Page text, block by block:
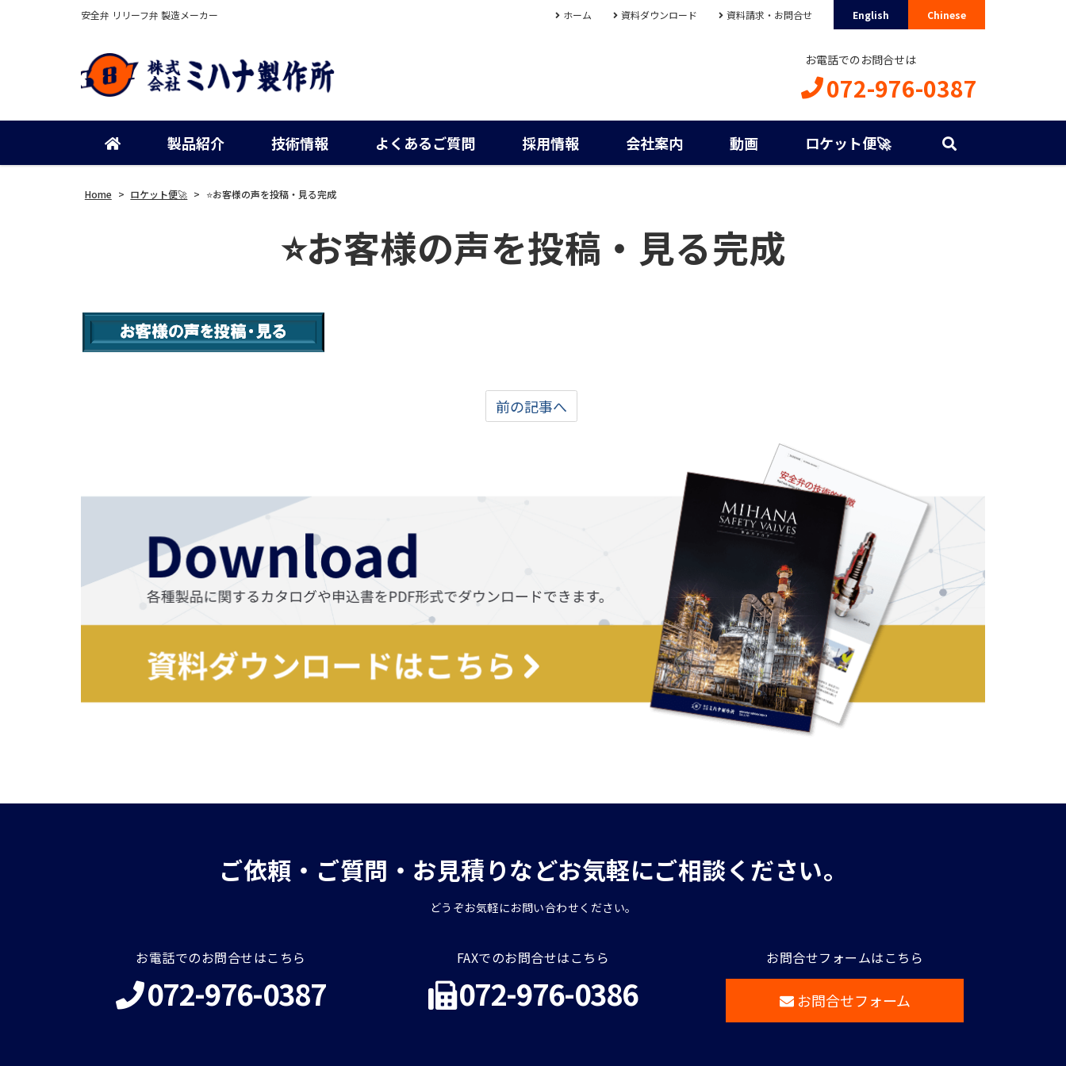
安全弁 リリーフ弁 製造メーカー ホーム 資料ダウンロード 資料請求・お問合せ English Chinese
お電話でのお問合せは
072-976-0387
製品紹介 技術情報 よくあるご質問 採用情報 会社案内 動画 ロケット便🚀
Home > ロケット便🚀 > ⭐お客様の声を投稿・見る完成
⭐お客様の声を投稿・見る完成
前の記事へ
ご依頼・ご質問・お見積りなどお気軽にご相談ください。
どうぞお気軽にお問い合わせください。
お電話でのお問合せはこちら
072-976-0387
FAXでのお問合せはこちら
072-976-0386
お問合せフォームはこちら
お問合せフォーム